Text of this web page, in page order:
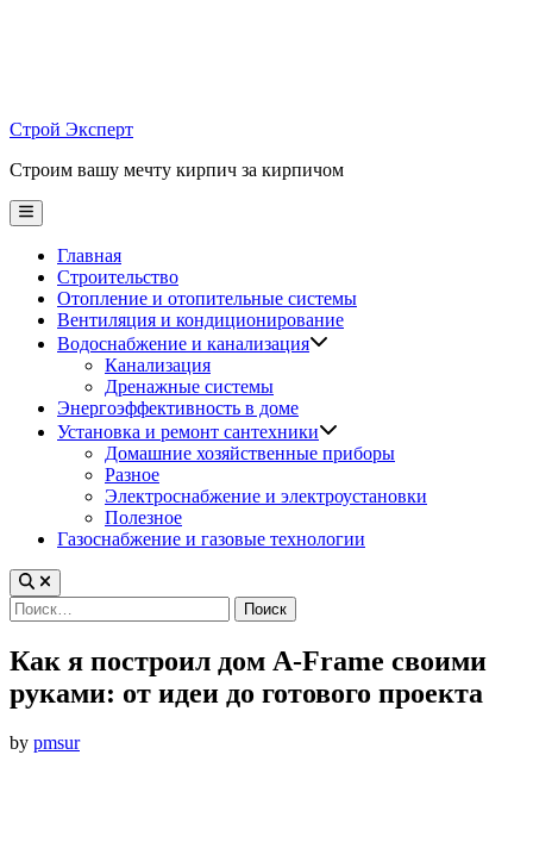
Строй Эксперт
Строим вашу мечту кирпич за кирпичом
Main
Menu
Главная
Строительство
Отопление и отопительные системы
Вентиляция и кондиционирование
Водоснабжение и канализация
Канализация
Дренажные системы
Энергоэффективность в доме
Установка и ремонт сантехники
Домашние хозяйственные приборы
Разное
Электроснабжение и электроустановки
Полезное
Газоснабжение и газовые технологии
Найти:
Как я построил дом A-Frame своими
руками: от идеи до готового проекта
by pmsur